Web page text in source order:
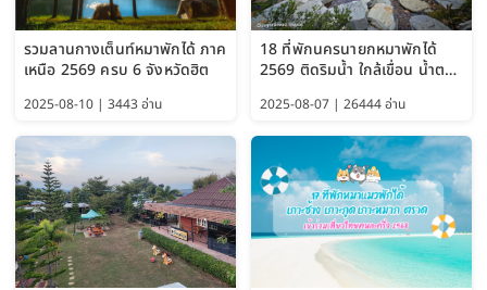
รวมลานกางเต็นท์หมาพักได้ ภาค
เหนือ 2569 ครบ 6 จังหวัดฮิต
2025-08-10 | 3443 อ่าน
18 ที่พักนครนายกหมาพักได้
2569 ติดริมน้ำ ใกล้เขื่อน น้ำตก
ได้
2025-08-07 | 26444 อ่าน